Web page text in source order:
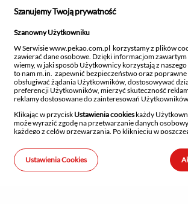
Definicje usług reprezentatywnych
Informacje dotyczące wskaźników
Reforma wskaźników i POLSTR
Nowy wskaźnik referencyjny WIRON
Wcześniejsza spłata lub zawieszenie spłaty
Śmierć klienta banku
Likwidacja funduszy inwestycyjnych
Komunikacja
Infolinia: 519 222 222
Aktualności
Szanujemy Twoją prywatność
Szanowny Użytkowniku
W Serwisie www.pekao.com.pl korzystamy z plików
zawierać dane osobowe. Dzięki informacjom
wiemy, w jaki sposób Użytkownicy korzystają z
to nam m.in. zapewnić bezpieczeństwo oraz poprawne
obsługiwać żądania Użytkowników, dostosowywać
preferencji Użytkowników, mierzyć skuteczność
reklamy dostosowane do zainteresowań
Klikając w przycisk Ustawienia cookieskażdy
może wyrazić zgodę na przetwarzanie danych
każdego z celów przewarzania. Po kliknięciu w
celu przetwarzania oraz stosowanych technologii.
Szanujemy również prawo każdego Użytkownika do
w jego urządzeniach końcowych mogą być
Ustawienia Cookies